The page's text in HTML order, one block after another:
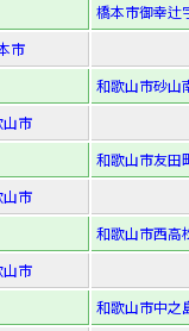
橋本市御幸辻
市
和歌山市砂山
山市
和歌山市友田
山市
和歌山市西高
山市
和歌山市中之